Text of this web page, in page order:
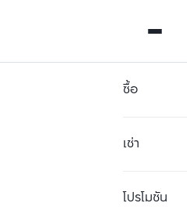
ซื้อ
เช่า
โปรโมชัน